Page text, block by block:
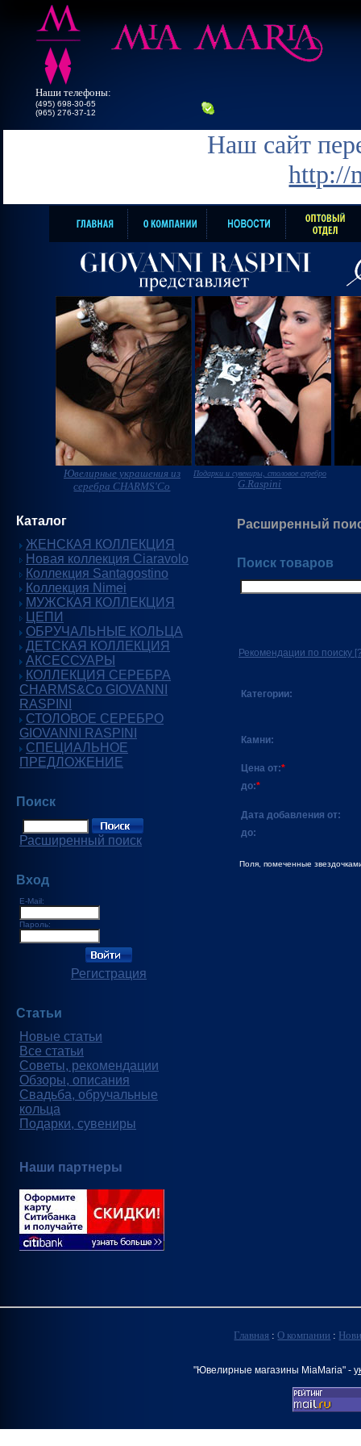
Наши телефоны:
(495) 698-30-65
(965) 276-37-12
Наш сайт
http://
Ювелирные украшения из
серебра CHARMS'Co
Подарки и сувениры, столовое серебро
G.Raspini
Каталог
ЖЕНСКАЯ КОЛЛЕКЦИЯ
Новая коллекция Ciaravolo
Коллекция Santagostino
Коллекция Nimei
МУЖСКАЯ КОЛЛЕКЦИЯ
ЦЕПИ
ОБРУЧАЛЬНЫЕ КОЛЬЦА
ДЕТСКАЯ КОЛЛЕКЦИЯ
АКСЕССУАРЫ
КОЛЛЕКЦИЯ СЕРЕБРА
CHARMS&Co GIOVANNI
RASPINI
СТОЛОВОЕ СЕРЕБРО
GIOVANNI RASPINI
СПЕЦИАЛЬНОЕ
ПРЕДЛОЖЕНИЕ
Поиск
Расширенный поиск
Вход
E-Mail:
Пароль:
Регистрация
Статьи
Новые статьи
Все статьи
Советы, рекомендации
Обзоры, описания
Свадьба, обручальные
кольца
Подарки, сувениры
Наши партнеры
Расширенный
Поиск товаров
Рекомендации по поиску
Категории:
Камни:
Цена от:*
до:*
Дата добавления от:
до:
Поля, помеченные
Главная :О компании :
"Ювелирные магазины MiaMaria" -